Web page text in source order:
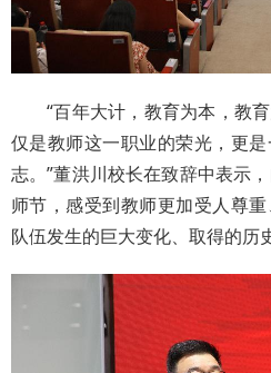
“百年大计，教育为本，教
仅是教师这一职业的荣光，更
志。”董洪川校长在致辞中表示
师节，感受到教师更加受人尊
队伍发生的巨大变化、取得的历